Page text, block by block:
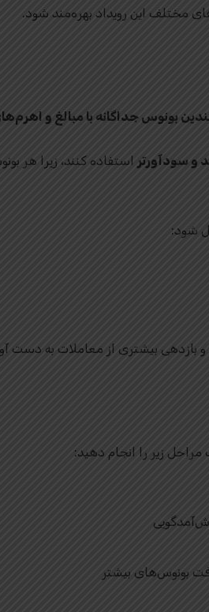
مختلف این رویداد بهره‌مند شود.
بونوس جداگانه با مبالغ و
و سودآورتر استفاده کنند، زیرا هر
بازدهی بیشتری از معاملات به دست
زیر را انجام دهید:
بونوس‌های بیشتر